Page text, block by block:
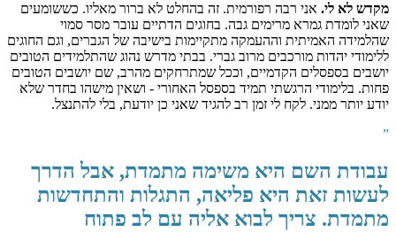
מקדש לא לי. אני רבה רפורמית. זה בהחלט לא ברור מאליו. כששומעים
שאני לומדת גמרא מרימים גבה. בחוגים הדתיים עובר מסר סמוי
שהלמידה האמיתית וההעמקה מתקיימות בישיבה של הגברים, וגם החוגים
ללימודי יהדות מורכבים מרוב גברי. בבתי מדרש נהוג שהתלמידים הטובים
יושבים בספסלים הקדמיים, וככל שמתרחקים מהרב, שם יושבים הטובים
פחות. בלימודי הרגשתי תמיד בספסל האחורי - ושאין מישהו בחדר שלא
יודע יותר ממני. לקח לי זמן רב להגיד שאני כן יודעת, בלי להתנצל.
”
עבודת השם היא משימה מתמדת, אבל הדרך
לעשות זאת היא פליאה, התגלות והתחדשות
מתמדת. צריך לבוא אליה עם לב פתוח